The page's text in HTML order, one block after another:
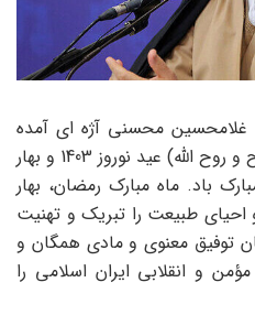
غلامحسین محسنی آژه ای آمده
است: با سعادت پیامبر اکرم (روح و روح الله) عید نوروز 1403 و بهار
باد. ماه مبارک رمضان، بهار
احیای طبیعت را تبریک و تهنیت
توفیق معنوی و مادی همگان و
و انقلابی ایران اسلامی را